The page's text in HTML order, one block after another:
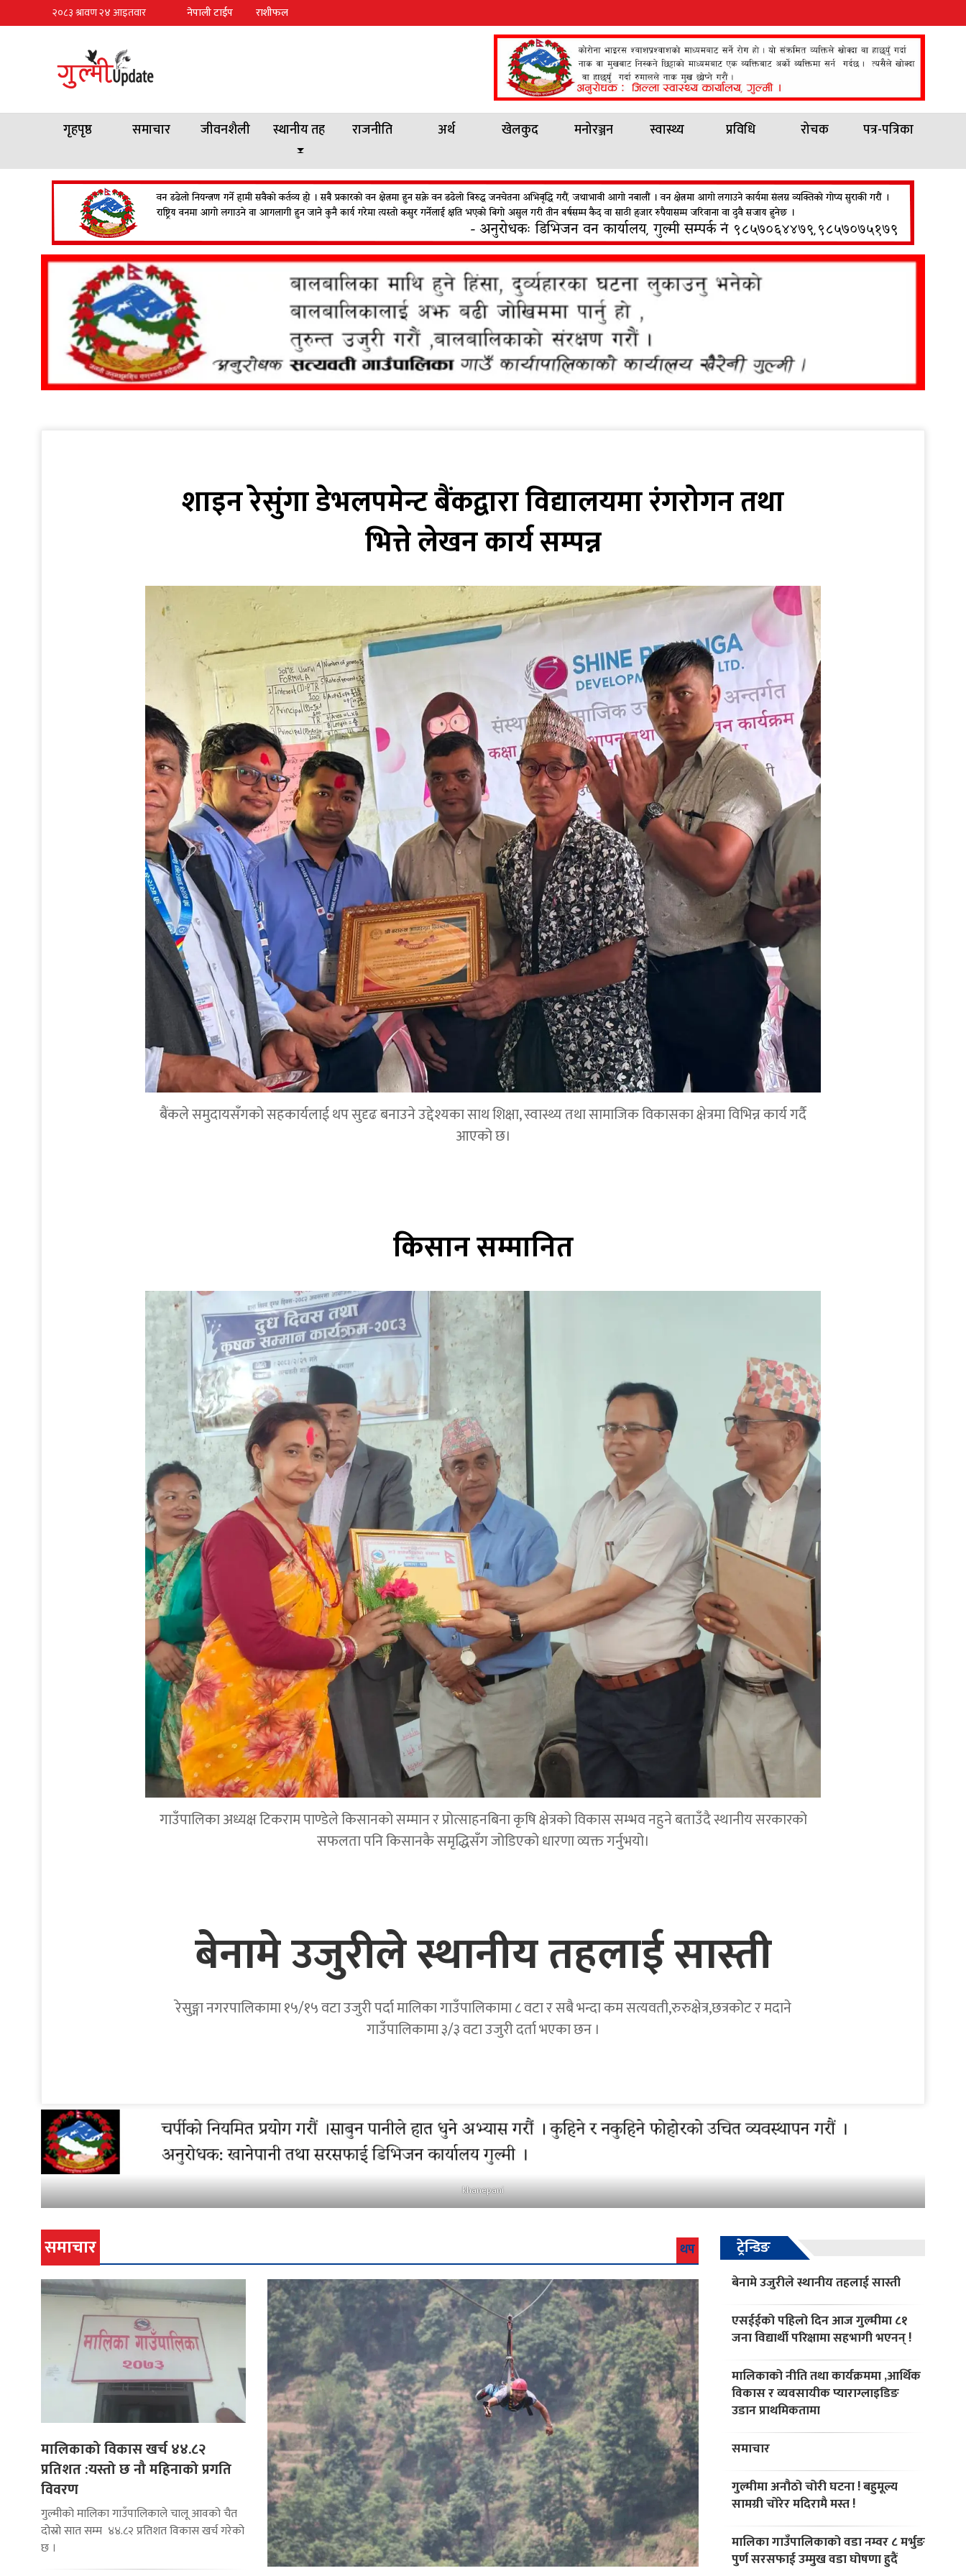
नेपाली टाईप राशीफल
गृहपृष्ठ समाचार जीवनशैली स्थानीय तह राजनीति अर्थ खेलकुद मनोरञ्जन स्वास्थ्य प्रविधि रोचक पत्र-पत्रिका
शाइन रेसुंगा डेभलपमेन्ट बैंकद्वारा विद्यालयमा रंगरोगन तथा
भित्ते लेखन कार्य सम्पन्न
बैंकले समुदायसँगको सहकार्यलाई थप सुदृढ बनाउने उद्देश्यका साथ शिक्षा, स्वास्थ्य तथा सामाजिक विकासका क्षेत्रमा विभिन्न कार्य गर्दै
आएको छ।
किसान सम्मानित
गाउँपालिका अध्यक्ष टिकराम पाण्डेले किसानको सम्मान र प्रोत्साहनबिना कृषि क्षेत्रको विकास सम्भव नहुने बताउँदै स्थानीय सरकारको
सफलता पनि किसानकै समृद्धिसँग जोडिएको धारणा व्यक्त गर्नुभयो।
बेनामे उजुरीले स्थानीय तहलाई सास्ती
रेसुङ्गा नगरपालिकामा १५/१५ वटा उजुरी पर्दा मालिका गाउँपालिकामा ८ वटा र सबै भन्दा कम सत्यवती,रुरुक्षेत्र,छत्रकोट र मदाने
गाउँपालिकामा ३/३ वटा उजुरी दर्ता भएका छन ।
khanepani
समाचार थप
मालिकाको विकास खर्च ४४.८२
प्रतिशत :यस्तो छ नौ महिनाको प्रगति
विवरण
गुल्मीको मालिका गाउँपालिकाले चालू आवको चैत
दोस्रो सात सम्म ४४.८२ प्रतिशत विकास खर्च गरेको
छ ।
ट्रेन्डिङ
बेनामे उजुरीले स्थानीय तहलाई सास्ती
एसईईको पहिलो दिन आज गुल्मीमा ८१
जना विद्यार्थी परिक्षामा सहभागी भएनन् !
मालिकाको नीति तथा कार्यक्रममा ,आर्थिक
विकास र व्यवसायीक प्याराग्लाइडिङ
उडान प्राथमिकतामा
समाचार
गुल्मीमा अनौठो चोरी घटना ! बहुमूल्य
सामग्री चोरेर मदिरामै मस्त !
मालिका गाउँपालिकाको वडा नम्वर ८ मर्भुङ
पुर्ण सरसफाई उम्मुख वडा घोषणा हुदैं